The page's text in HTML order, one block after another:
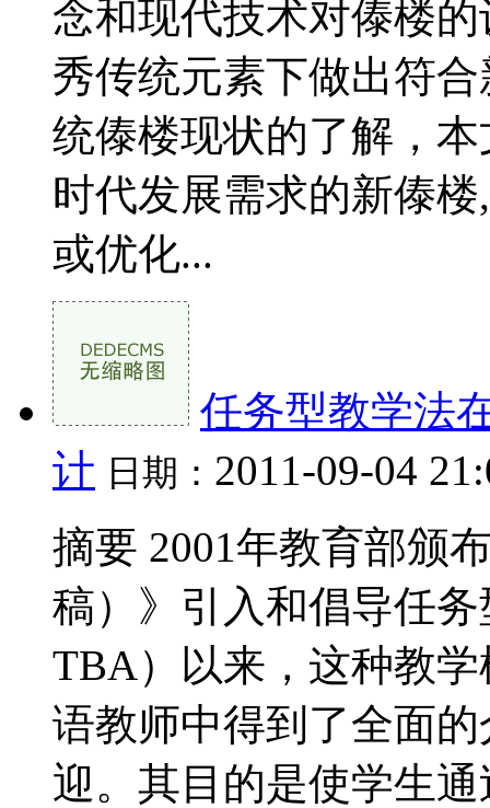
念和现代技术对傣楼
秀传统元素下做出符
统傣楼现状的了解，
时代发展需求的新傣
或优化...
任务型教学法
计 日期： 2011-09-04
摘要 2001年教育部颁
稿）》引入和倡导任
TBA）以来，这种教
语教师中得到了全面
迎。其目的是使学生